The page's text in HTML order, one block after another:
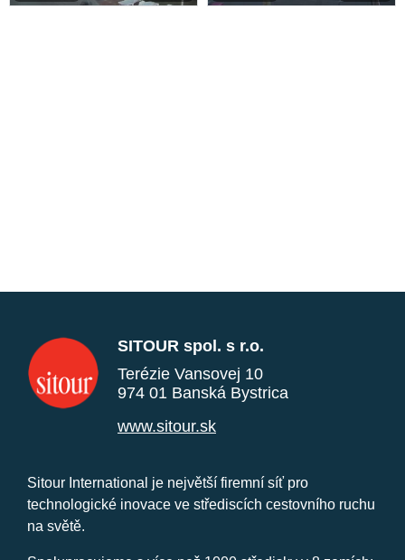
SITOUR spol. s r.o.
Terézie Vansovej 10
974 01 Banská Bystrica
www.sitour.sk
Sitour International je největší firemní síť pro
technologické inovace ve střediscích cestovního ruchu
na světě.